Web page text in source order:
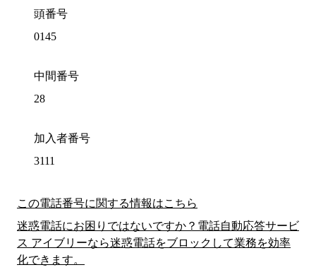
頭番号
0145
中間番号
28
加入者番号
3111
この電話番号に関する情報はこちら
迷惑電話にお困りではないですか？電話自動応答サービ
ス アイブリーなら迷惑電話をブロックして業務を効率
化できます。